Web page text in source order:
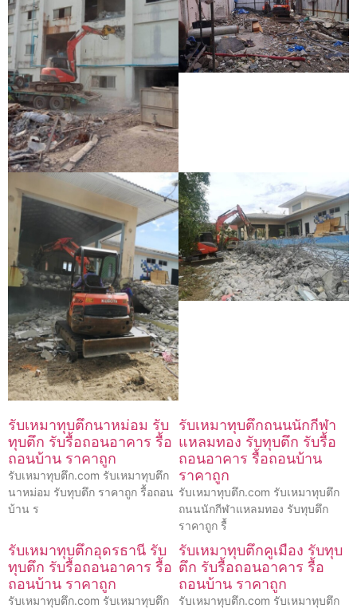
รับเหมาทุบตึกนาหม่อม รับ
ทุบตึก รับรื้อถอนอาคาร รื้อ
ถอนบ้าน ราคาถูก
รับเหมาทุบตึก.com รับเหมาทุบตึก
นาหม่อม รับทุบตึก ราคาถูก รื้อถอน
บ้าน ร
รับเหมาทุบตึกถนนนักกีฬา
แหลมทอง รับทุบตึก รับรื้อ
ถอนอาคาร รื้อถอนบ้าน
ราคาถูก
รับเหมาทุบตึก.com รับเหมาทุบตึก
ถนนนักกีฬาแหลมทอง รับทุบตึก
ราคาถูก รื้
รับเหมาทุบตึกอุดรธานี รับ
ทุบตึก รับรื้อถอนอาคาร รื้อ
ถอนบ้าน ราคาถูก
รับเหมาทุบตึก.com รับเหมาทุบตึก
รับเหมาทุบตึกคูเมือง รับทุบ
ตึก รับรื้อถอนอาคาร รื้อ
ถอนบ้าน ราคาถูก
รับเหมาทุบตึก.com รับเหมาทุบตึก